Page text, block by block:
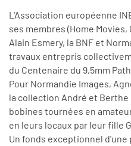
L'Association européenne
ses membres (Home
Alain Esmery, la BNF et
travaux entrepris
du Centenaire du 9,5mm
Pour Normandie Images,
la collection André et
bobines tournées en
en leurs locaux par leur fille
Un fonds exceptionnel